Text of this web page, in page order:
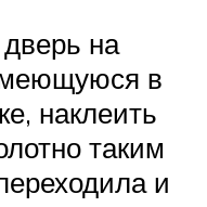
на
в
наклеить
таким
и